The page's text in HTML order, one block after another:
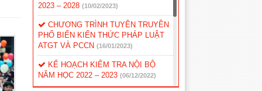
2023 – 2028 (10/02/2023)
CHƯƠNG TRÌNH TUYÊN TRUYỀN
PHỔ BIẾN KIẾN THỨC PHÁP LUẬT
ATGT VÀ PCCN (16/01/2023)
KẾ HOẠCH KIỂM TRA NỘI BỘ
NĂM HỌC 2022 – 2023 (06/12/2022)